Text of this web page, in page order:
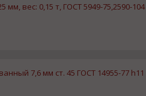
мм, вес: 0,15 т, ГОСТ 5949-75,2590-104
7,6 мм ст. 45 ГОСТ 14955-77 h11